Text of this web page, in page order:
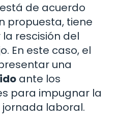
de acuerdo
propuesta, tiene
rescisión del
En este caso, el
una
ante los
para impugnar la
laboral.